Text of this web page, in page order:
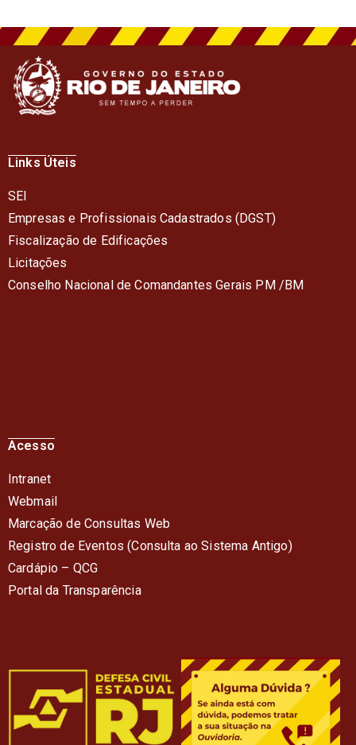
Links Úteis
SEI
Empresas e Profissionais Cadastrados (DGST)
Fiscalização de Edificações
Licitações
Conselho Nacional de Comandantes Gerais PM /BM
Acesso
Intranet
Webmail
Marcação de Consultas Web
Registro de Eventos (Consulta ao Sistema Antigo)
Cardápio – QCG
Portal da Transparência